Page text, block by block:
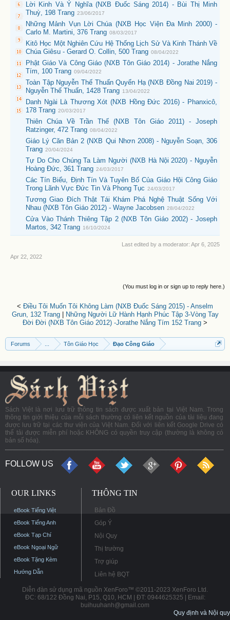
Lời Kinh Và Ý Nghĩa (NXB Đuốc Sáng 2014) - Bùi Thị Minh
Thuỳ, 198 Trang 23/06/2017
Những Mảnh Vụn Lời Chúa (NXB Học Viện Đa Minh 2000) -
Carlo M. Martini, 376 Trang 08/03/2017
Kitô Học Một Nghiên Cứu Hệ Thống Lịch Sử Và Kinh Thánh Về
Chúa Giêsu - Gerard O. Collin, 500 Trang 08/04/2022
Phật Giáo Và Công Giáo (NXB Tôn Giáo 2014) - Jorathe Nắng
Tím, 100 Trang 09/04/2022
Toàn Tập Nguyễn Thế Thuấn Quyển Hạ (NXB Đồng Nai 2019) -
Nguyễn Thế Thuấn, 1428 Trang 13/04/2022
Danh Ngài Là Thương Xót (NXB Hồng Đức 2016) - Phanxicô,
178 Trang 20/03/2017
Thiên Chúa Về Trần Thế (NXB Tôn Giáo 2011) - Joseph
Ratzinger, 472 Trang 08/04/2022
Giáo Lý Căn Bản 2 (NXB Qui Nhơn 2008) - Nguyễn Soạn, 306
Trang 20/04/2024
Tự Do Cho Chúng Ta Làm Người (NXB Hà Nội 2020) - Nguyễn
Hoàng Đức, 361 Trang 24/03/2017
Các Tín Biểu, Định Tín Và Tuyên Bố Của Giáo Hội Công Giáo
Trong Lãnh Vực Đức Tin Và Phong Tục 24/03/2017
Tương Giao Đích Thật Tái Khám Phá Nghệ Thuật Sống Với
Nhau (NXB Tôn Giáo 2012) - Wayne Jacobsen 28/04/2022
Cửa Vào Thánh Thiêng Tập 2 (NXB Tôn Giáo 2002) - Joseph
Martos, 342 Trang 16/10/2024
Last edited by a moderator: Apr 6, 2025
Apr 22, 2022
(You must log in or sign up to reply here.)
< Điều Tôi Muốn Tôi Không Làm (NXB Đuốc Sáng 2015) - Anselm
Grun, 132 Trang|
Những Người Lữ Hành Hạnh Phúc Tập 3-Vòng Tay
Đời Đời (NXB Tôn Giáo 2012) -Jorathe Nắng Tím 152 Trang >
Forums Tôn Giáo Học Đạo Công Giáo
Sách Việt là nơi lưu trữ thông tin sách được xuất bản tại Việt Nam. Trong
thông tin giới thiệu của mỗi sách thường có liên kết nguồn của tài liệu đang
được lưu trữ tại các thư viện của Việt Nam. Đối với liên kết Google Drive có
thể tải được miễn phí hoặc KHÔNG có quyền truy cập (thường là không có
bản số hóa).
FOLLOW US
OUR LINKS
eBook Tiếng Việt
eBook Tiếng Anh
eBook Tạp Chí
eBook Ngoại Ngữ
eBook Tặng Kèm
Hướng Dẫn
THÔNG TIN
Bản Đồ
Góp Ý
Nội Quy
Thị trường
Trợ giúp
Liên hệ BQT
Diễn đàn sử dụng mã nguồn XenForo™ ©2011-2023 XenForo Ltd.
ĐC: 68/122 Đồng Nai, P15, Q10, HCM | ĐT: 0944625325 | Email:
buihuuhanh@gmail.com
Quy định và Nội quy